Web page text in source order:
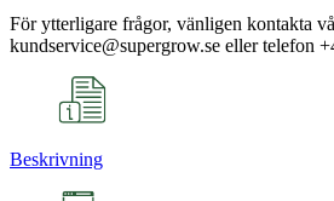
För ytterligare frågor, vänligen kontakta
kundservice@supergrow.se eller telefon
Beskrivning